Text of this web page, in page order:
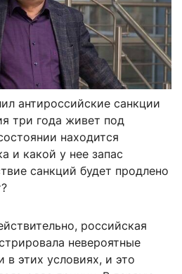
антироссийские санкции
три года живет под
находится
и какой у нее запас
санкций будет продлено
российская
невероятные
этих условиях, и это